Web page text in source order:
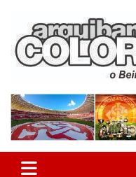
content